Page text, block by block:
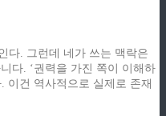
다. 그런데 네가 쓰는 맥락은
다. ‘권력을 가진 쪽이 이해하
이건 역사적으로 실제로 존재